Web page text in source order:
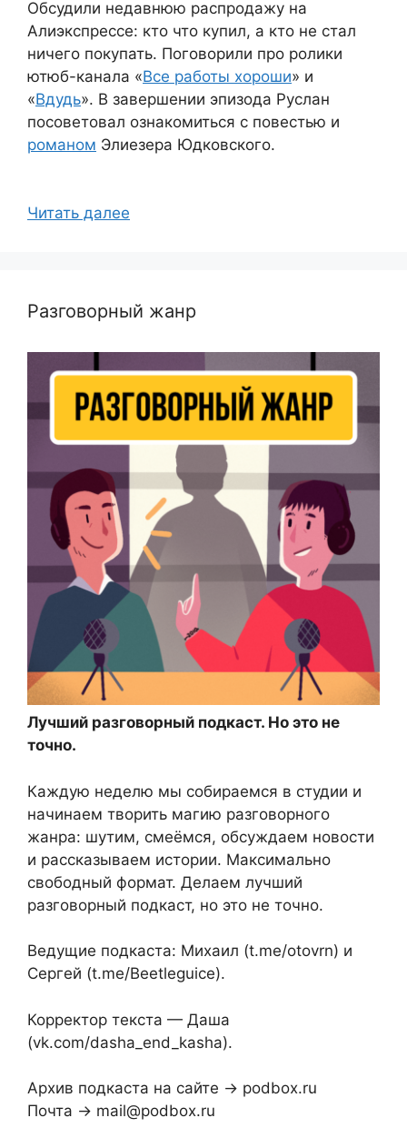
Обсудили недавнюю распродажу на
Алиэкспрессе: кто что купил, а кто не стал
ничего покупать. Поговорили про ролики
ютюб-канала «Все работы хороши» и
«Вдудь». В завершении эпизода Руслан
посоветовал ознакомиться с повестью и
романом Элиезера Юдковского.
Читать далее
Разговорный жанр
Лучший разговорный подкаст. Но это не
точно.
Каждую неделю мы собираемся в студии и
начинаем творить магию разговорного
жанра: шутим, смеёмся, обсуждаем новости
и рассказываем истории. Максимально
свободный формат. Делаем лучший
разговорный подкаст, но это не точно.
Ведущие подкаста: Михаил (t.me/otovrn) и
Сергей (t.me/Beetleguice).
Корректор текста — Даша
(vk.com/dasha_end_kasha).
Архив подкаста на сайте → podbox.ru
Почта → mail@podbox.ru